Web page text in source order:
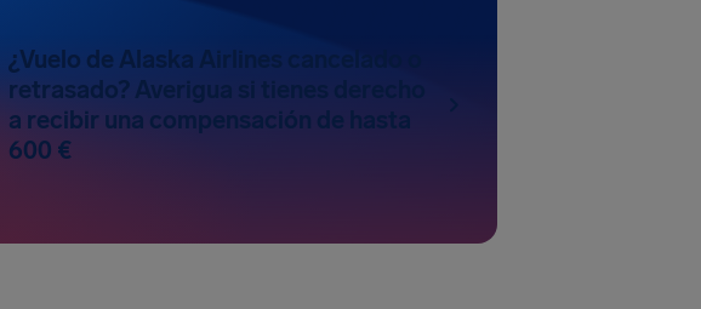
¿Vuelo de Alaska Airlines cancelado o
retrasado? Averigua si tienes derecho
a recibir una compensación de hasta
600 €